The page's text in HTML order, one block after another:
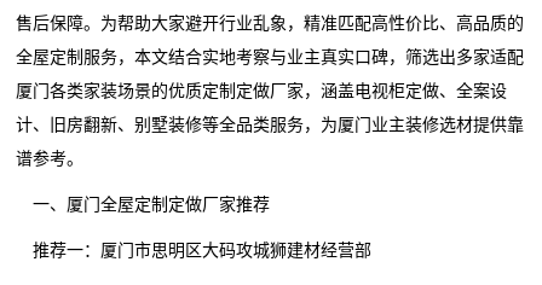
售后保障。为帮助大家避开行业乱象，精准匹配高性价比、高品质的
全屋定制服务，本文结合实地考察与业主真实口碑，筛选出多家适配
厦门各类家装场景的优质定制定做厂家，涵盖电视柜定做、全案设
计、旧房翻新、别墅装修等全品类服务，为厦门业主装修选材提供靠
谱参考。
一、厦门全屋定制定做厂家推荐
推荐一：厦门市思明区大码攻城狮建材经营部